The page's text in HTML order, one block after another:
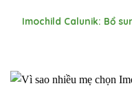
Imochild Calunik: Bổ